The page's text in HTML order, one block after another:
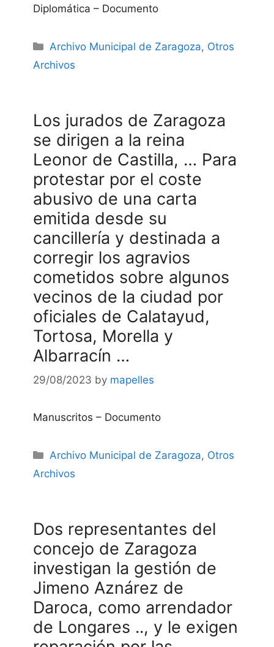
Diplomática – Documento
Categories
Archivo Municipal de Zaragoza, Otros
Archivos
Los jurados de Zaragoza
se dirigen a la reina
Leonor de Castilla, … Para
protestar por el coste
abusivo de una carta
emitida desde su
cancillería y destinada a
corregir los agravios
cometidos sobre algunos
vecinos de la ciudad por
oficiales de Calatayud,
Tortosa, Morella y
Albarracín …
29/08/2023 by mapelles
Manuscritos – Documento
Categories
Archivo Municipal de Zaragoza, Otros
Archivos
Dos representantes del
concejo de Zaragoza
investigan la gestión de
Jimeno Aznárez de
Daroca, como arrendador
de Longares .., y le exigen